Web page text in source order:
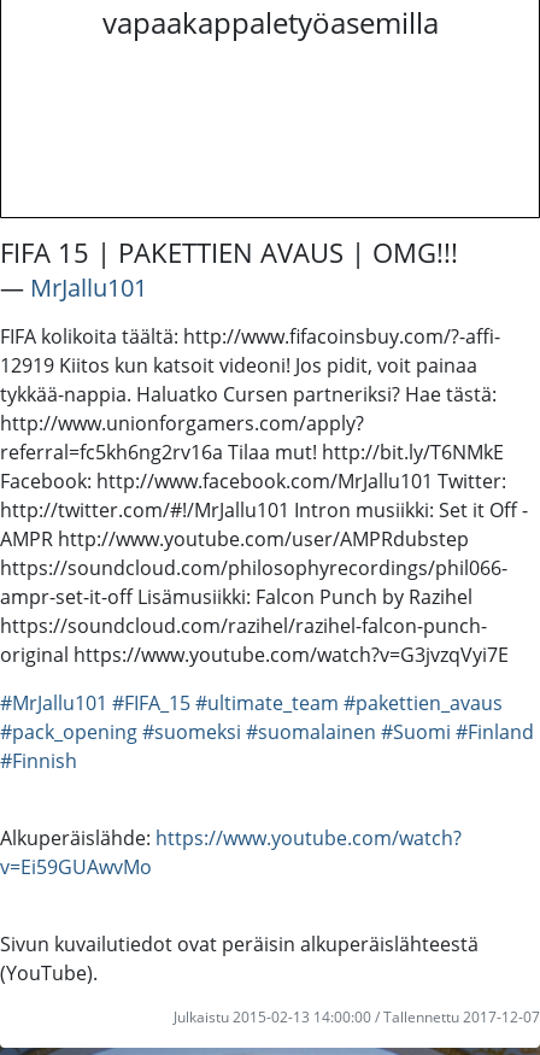
vapaakappaletyöasemilla
FIFA 15 | PAKETTIEN AVAUS | OMG!!!
― MrJallu101
FIFA kolikoita täältä: http://www.fifacoinsbuy.com/?-affi-
12919 Kiitos kun katsoit videoni! Jos pidit, voit painaa
tykkää-nappia. Haluatko Cursen partneriksi? Hae tästä:
http://www.unionforgamers.com/apply?
referral=fc5kh6ng2rv16a Tilaa mut! http://bit.ly/T6NMkE
Facebook: http://www.facebook.com/MrJallu101 Twitter:
http://twitter.com/#!/MrJallu101 Intron musiikki: Set it Off -
AMPR http://www.youtube.com/user/AMPRdubstep
https://soundcloud.com/philosophyrecordings/phil066-
ampr-set-it-off Lisämusiikki: Falcon Punch by Razihel
https://soundcloud.com/razihel/razihel-falcon-punch-
original https://www.youtube.com/watch?v=G3jvzqVyi7E
#MrJallu101 #FIFA_15#ultimate_team #pakettien_avaus
#pack_opening#suomeksi #suomalainen #Suomi #Finland
#Finnish
Alkuperäislähde: https://www.youtube.com/watch?
v=Ei59GUAwvMo
Sivun kuvailutiedot ovat peräisin alkuperäislähteestä
(YouTube).
Julkaistu 2015-02-13 14:00:00 / Tallennettu 2017-12-07